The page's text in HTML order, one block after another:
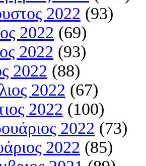
2022 (93)
2022 (69)
2022 (93)
2022 (88)
2022 (67)
2022 (100)
2022 (73)
2022 (85)